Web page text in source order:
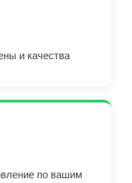
и качества
по вашим